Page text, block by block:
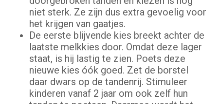
niet sterk. Ze zijn dus extra gevoelig voor
het krijgen van gaatjes.
De eerste blijvende kies breekt achter de
laatste melkkies door. Omdat deze lager
staat, is hij lastig te zien. Poets deze
nieuwe kies óók goed. Zet de borstel
daar dwars op de tandenrij. Stimuleer
kinderen vanaf 2 jaar om ook zelf hun